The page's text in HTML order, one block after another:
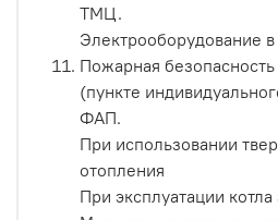
ТМЦ.
Электрооборудование
Пожарная
(пункте
ФАП.
При использовании
отопления
При эксплуатации